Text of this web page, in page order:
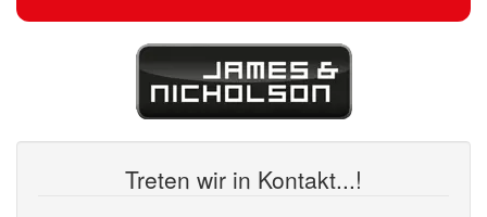
Treten wir in Kontakt...!